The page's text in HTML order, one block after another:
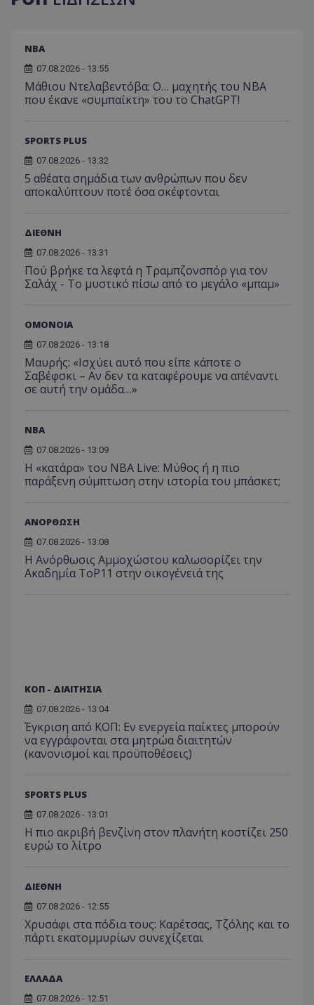
NBA
07.08.2026 - 13:55
Μάθιου Ντελαβεντόβα: Ο… μαχητής του NBA
που έκανε «συμπαίκτη» του το ChatGPT!
SPORTS PLUS
07.08.2026 - 13:32
5 αθέατα σημάδια των ανθρώπων που δεν
αποκαλύπτουν ποτέ όσα σκέφτονται
ΔΙΕΘΝΗ
07.08.2026 - 13:31
Πού βρήκε τα λεφτά η Τραμπζονσπόρ για τον
Σαλάχ - Το μυστικό πίσω από το μεγάλο «μπαμ»
ΟΜΟΝΟΙΑ
07.08.2026 - 13:18
Μαυρής: «Ισχύει αυτό που είπε κάποτε ο
Σαβέφσκι – Αν δεν τα καταφέρουμε να απέναντι
σε αυτή την ομάδα…»
NBA
07.08.2026 - 13:09
Η «κατάρα» του NBA Live: Μύθος ή η πιο
παράξενη σύμπτωση στην ιστορία του μπάσκετ;
ΑΝΟΡΘΩΣΗ
07.08.2026 - 13:08
Η Ανόρθωσις Αμμοχώστου καλωσορίζει την
Ακαδημία ToP11 στην οικογένειά της
ΚΟΠ - ΔΙΑΙΤΗΣΙΑ
07.08.2026 - 13:04
Έγκριση από ΚΟΠ: Εν ενεργεία παίκτες μπορούν
να εγγράφονται στα μητρώα διαιτητών
(κανονισμοί και προϋποθέσεις)
SPORTS PLUS
07.08.2026 - 13:01
Η πιο ακριβή βενζίνη στον πλανήτη κοστίζει 250
ευρώ το λίτρο
ΔΙΕΘΝΗ
07.08.2026 - 12:55
Χρυσάφι στα πόδια τους: Καρέτσας, Τζόλης και το
πάρτι εκατομμυρίων συνεχίζεται
ΕΛΛΑΔΑ
07.08.2026 - 12:51